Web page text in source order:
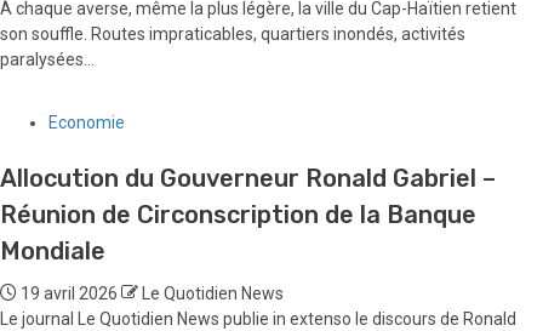
À chaque averse, même la plus légère, la ville du Cap-Haïtien retient
son souffle. Routes impraticables, quartiers inondés, activités
paralysées...
Economie
Allocution du Gouverneur Ronald Gabriel –
Réunion de Circonscription de la Banque
Mondiale
19 avril 2026
Le Quotidien News
Le journal Le Quotidien News publie in extenso le discours de Ronald